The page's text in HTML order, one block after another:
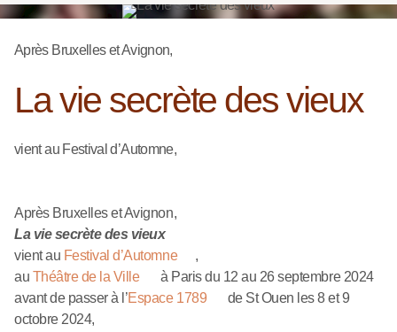
Après Bruxelles et Avignon,
La vie secrète des vieux
vient au Festival d’Automne,
Après Bruxelles et Avignon,
La vie secrète des vieux
vient au Festival d’Automne
,
au Théâtre de la Ville
à Paris du 12 au 26 septembre 2024
avant de passer à l’Espace 1789
de St Ouen les 8 et 9
octobre 2024,